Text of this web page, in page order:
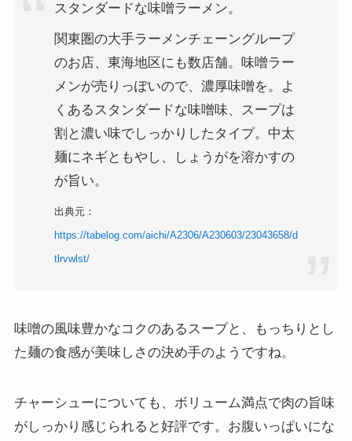
スタンダードな味噌ラーメン。
関東圏の大手ラーメンチェーングループ
のお店、東海地区にも数店舗。味噌ラー
メンが売りっぽいので、濃厚味噌を。よ
くあるスタンダードな味噌味、スープは
割と濃い味でしっかりしたタイプ。中太
麺にネギともやし、しょうがを溶かすの
が旨い。
出典元：
https://tabelog.com/aichi/A2306/A230603/23043658/d
tlrvwlst/
味噌の風味豊かなコクのあるスープと、もっちりとし
た麺の食感が美味しさの決め手のようですね。
チャーシューについても、ボリューム満点で肉の旨味
がしっかり感じられると好評です。お腹いっぱいにな